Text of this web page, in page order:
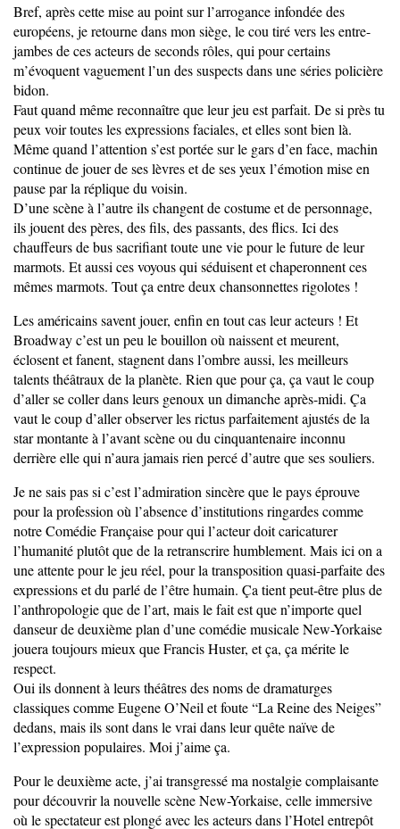
Bref, après cette mise au point sur l’arrogance infondée des
européens, je retourne dans mon siège, le cou tiré vers les entre-
jambes de ces acteurs de seconds rôles, qui pour certains
m’évoquent vaguement l’un des suspects dans une séries policière
bidon.
Faut quand même reconnaître que leur jeu est parfait. De si près tu
peux voir toutes les expressions faciales, et elles sont bien là.
Même quand l’attention s’est portée sur le gars d’en face, machin
continue de jouer de ses lèvres et de ses yeux l’émotion mise en
pause par la réplique du voisin.
D’une scène à l’autre ils changent de costume et de personnage,
ils jouent des pères, des fils, des passants, des flics. Ici des
chauffeurs de bus sacrifiant toute une vie pour le future de leur
marmots. Et aussi ces voyous qui séduisent et chaperonnent ces
mêmes marmots. Tout ça entre deux chansonnettes rigolotes !
Les américains savent jouer, enfin en tout cas leur acteurs ! Et
Broadway c’est un peu le bouillon où naissent et meurent,
éclosent et fanent, stagnent dans l’ombre aussi, les meilleurs
talents théâtraux de la planète. Rien que pour ça, ça vaut le coup
d’aller se coller dans leurs genoux un dimanche après-midi. Ça
vaut le coup d’aller observer les rictus parfaitement ajustés de la
star montante à l’avant scène ou du cinquantenaire inconnu
derrière elle qui n’aura jamais rien percé d’autre que ses souliers.
Je ne sais pas si c’est l’admiration sincère que le pays éprouve
pour la profession où l’absence d’institutions ringardes comme
notre Comédie Française pour qui l’acteur doit caricaturer
l’humanité plutôt que de la retranscrire humblement. Mais ici on a
une attente pour le jeu réel, pour la transposition quasi-parfaite des
expressions et du parlé de l’être humain. Ça tient peut-être plus de
l’anthropologie que de l’art, mais le fait est que n’importe quel
danseur de deuxième plan d’une comédie musicale New-Yorkaise
jouera toujours mieux que Francis Huster, et ça, ça mérite le
respect.
Oui ils donnent à leurs théâtres des noms de dramaturges
classiques comme Eugene O’Neil et foute “La Reine des Neiges”
dedans, mais ils sont dans le vrai dans leur quête naïve de
l’expression populaires. Moi j’aime ça.
Pour le deuxième acte, j’ai transgressé ma nostalgie complaisante
pour découvrir la nouvelle scène New-Yorkaise, celle immersive
où le spectateur est plongé avec les acteurs dans l’Hotel entrepôt